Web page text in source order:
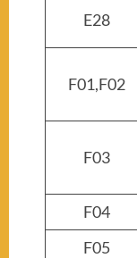
E28
F01,F02
F03
F04
F05